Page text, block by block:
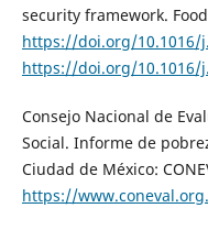
security framework.
https://doi.org/10.1016/
https://doi.org/10.1016/
Consejo Nacional de
Social. Informe de
Ciudad de México:
https://